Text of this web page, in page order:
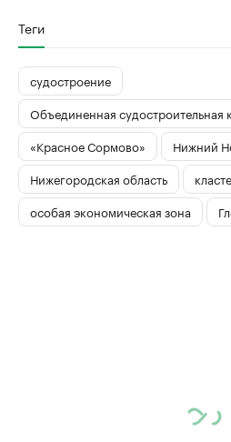
Теги
судостроение
Объединенная судостроительная
«Красное Сормово»
Нижний
Нижегородская область
особая экономическая зона